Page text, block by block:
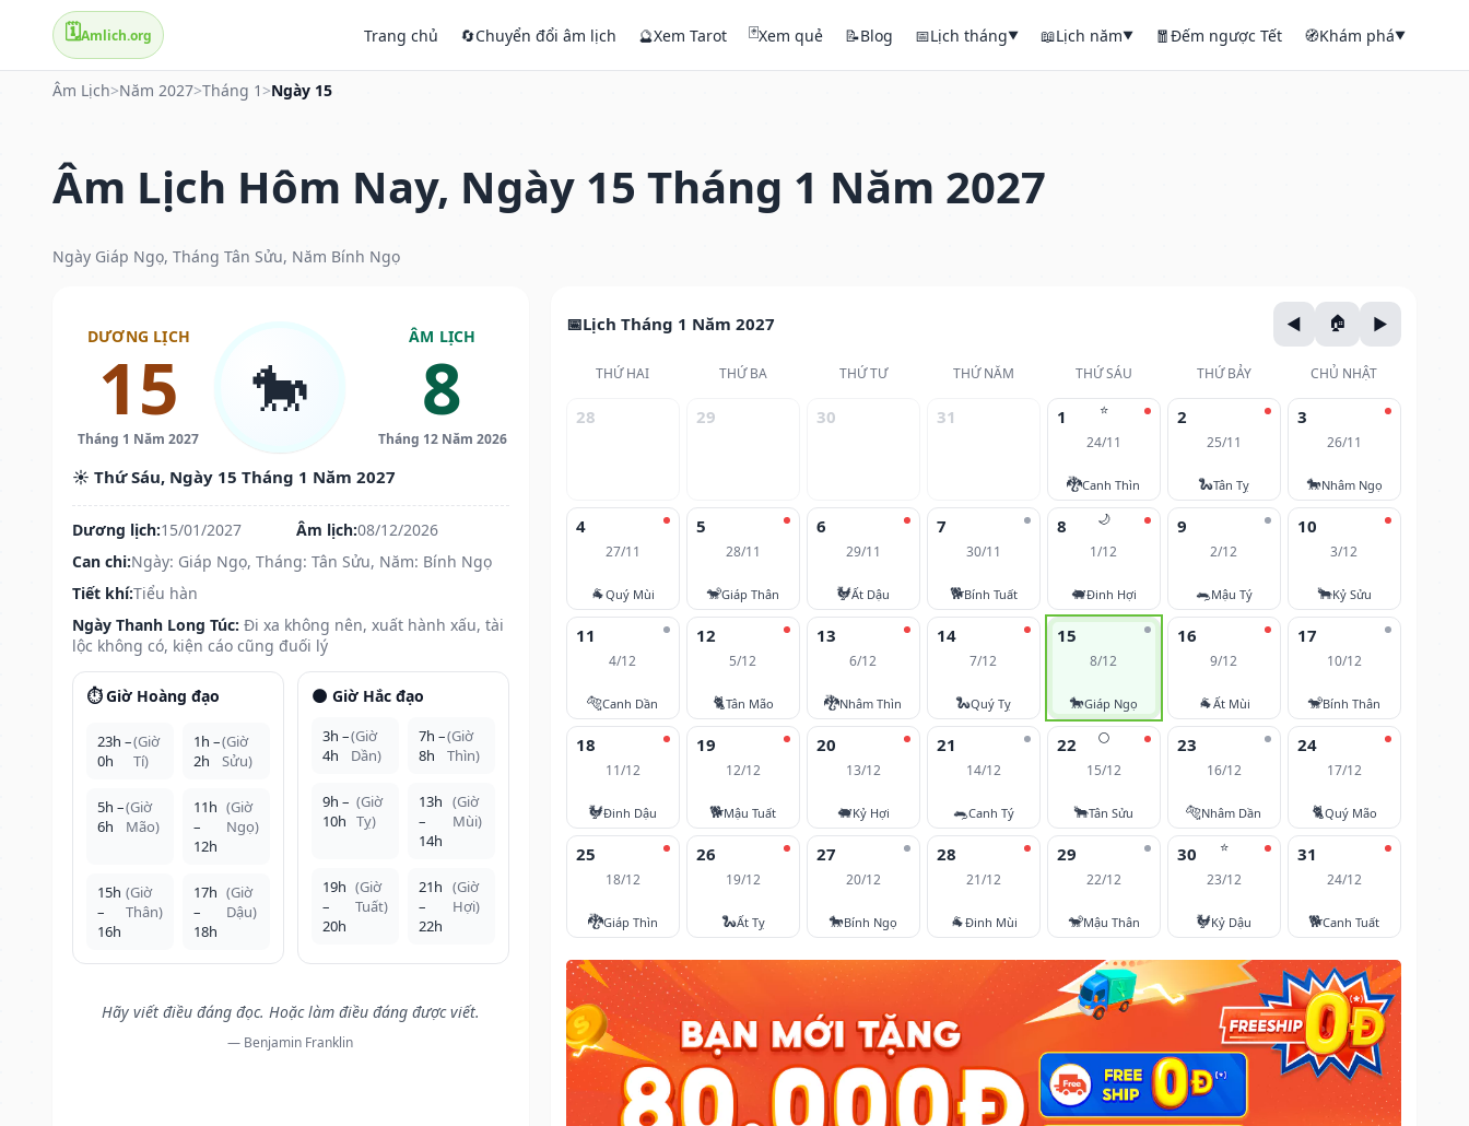
🗓️Amlich.org Trang chủ 🔄Chuyển đổi âm lịch 🔮Xem Tarot 🃏Xem quẻ 📝Blog 📅Lịch tháng▼ 📖Lịch năm▼ 🧧Đếm ngược Tết 🧭Khám phá▼
Âm Lịch>Năm 2027>Tháng 1 >Ngày 15
Âm Lịch Hôm Nay, Ngày 15 Tháng 1 Năm 2027
Ngày Giáp Ngọ, Tháng Tân Sửu, Năm Bính Ngọ
DƯƠNG LỊCH
15
Tháng 1 Năm 2027
🐎
ÂM LỊCH
8
Tháng 12 Năm 2026
☀️ Thứ Sáu, Ngày 15 Tháng 1 Năm 2027
Dương lịch:15/01/2027 Âm lịch:08/12/2026
Can chi:Ngày: Giáp Ngọ, Tháng: Tân Sửu, Năm: Bính Ngọ
Tiết khí:Tiểu hàn
Ngày Thanh Long Túc: Đi xa không nên, xuất hành xấu, tài
lộc không có, kiện cáo cũng đuối lý
⏱️ Giờ Hoàng đạo
23h –
0h
(Giờ
Tí)
1h –
2h
(Giờ
Sửu)
5h –
6h
(Giờ
Mão)
11h
–
12h
(Giờ
Ngọ)
15h
–
16h
(Giờ
Thân)
17h
–
18h
(Giờ
Dậu)
🌑 Giờ Hắc đạo
3h –
4h
(Giờ
Dần)
7h –
8h
(Giờ
Thìn)
9h –
10h
(Giờ
Tỵ)
13h
–
14h
(Giờ
Mùi)
19h
–
20h
(Giờ
Tuất)
21h
–
22h
(Giờ
Hợi)
Hãy viết điều đáng đọc. Hoặc làm điều đáng được viết.
— Benjamin Franklin
Lịch Tháng 1 Năm 2027
THỨ HAI THỨ BA THỨ TƯ THỨ NĂM THỨ SÁU THỨ BẢY CHỦ NHẬT
28 29 30 31 ⭐
1
24/11
🐉Canh Thìn
2
25/11
🐍Tân Tỵ
3
26/11
🐎Nhâm Ngọ
4
27/11
🐐Quý Mùi
5
28/11
🐒Giáp Thân
6
29/11
🐓Ất Dậu
7
30/11
🐕Bính Tuất
🌙
8
1/12
🐖Đinh Hợi
9
2/12
🐀Mậu Tý
10
3/12
🐂Kỷ Sửu
11
4/12
🐅Canh Dần
12
5/12
🐈Tân Mão
13
6/12
🐉Nhâm Thìn
14
7/12
🐍Quý Tỵ
15
8/12
🐎Giáp Ngọ
16
9/12
🐐Ất Mùi
17
10/12
🐒Bính Thân
18
11/12
🐓Đinh Dậu
19
12/12
🐕Mậu Tuất
20
13/12
🐖Kỷ Hợi
21
14/12
🐀Canh Tý
🌕
22
15/12
🐂Tân Sửu
23
16/12
🐅Nhâm Dần
24
17/12
🐈Quý Mão
25
18/12
🐉Giáp Thìn
26
19/12
🐍Ất Tỵ
27
20/12
🐎Bính Ngọ
28
21/12
🐐Đinh Mùi
29
22/12
🐒Mậu Thân
⭐
30
23/12
🐓Kỷ Dậu
31
24/12
🐕Canh Tuất